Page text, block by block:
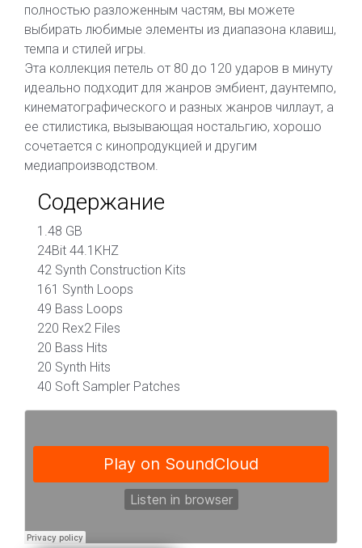
полностью разложенным частям, вы можете
выбирать любимые элементы из диапазона клавиш,
темпа и стилей игры.
Эта коллекция петель от 80 до 120 ударов в минуту
идеально подходит для жанров эмбиент, даунтемпо,
кинематографического и разных жанров чиллаут, а
ее стилистика, вызывающая ностальгию, хорошо
сочетается с кинопродукцией и другим
медиапроизводством.
Содержание
1.48 GB
24Bit 44.1KHZ
42 Synth Construction Kits
161 Synth Loops
49 Bass Loops
220 Rex2 Files
20 Bass Hits
20 Synth Hits
40 Soft Sampler Patches